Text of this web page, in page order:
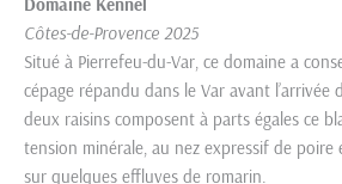
Côtes-de-Provence 2025
Situé à Pierrefeu-du-Var, ce domaine a
cépage répandu dans le Var avant l’arrivée
deux raisins composent à parts égales ce
tension minérale, au nez expressif de poire
sur quelques effluves de romarin.